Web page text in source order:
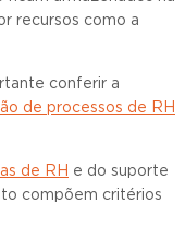
recursos como a
conferir a
de processos de RH
de RH e do suporte
compõem critérios